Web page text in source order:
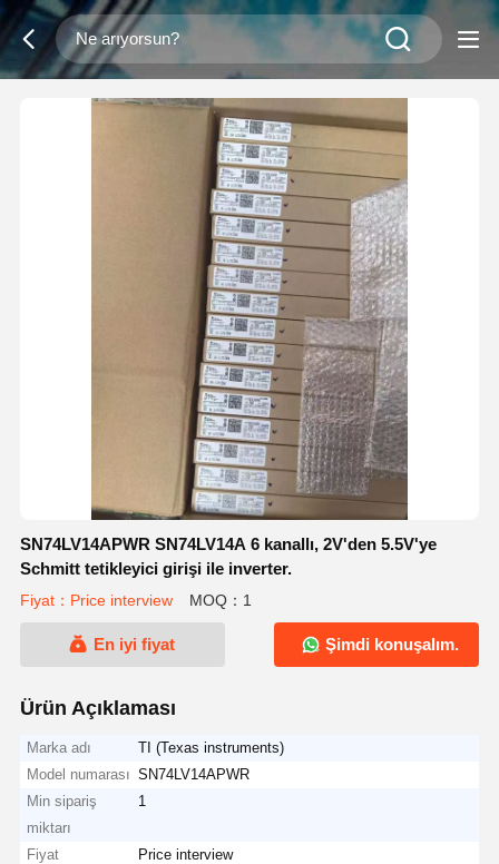
SN74LV14APWR SN74LV14A 6 kanallı, 2V'den 5.5V'ye
Schmitt tetikleyici girişi ile inverter.
Fiyat：Price interview MOQ：1
En iyi fiyat Şimdi konuşalım.
Ürün Açıklaması
Marka adı
TI (Texas instruments)
Model numarası SN74LV14APWR
Min sipariş
miktarı
1
Fiyat
Price interview